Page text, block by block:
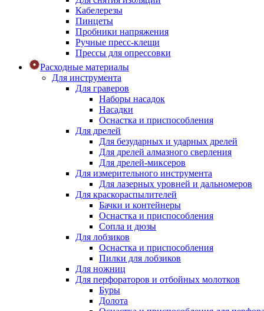
Кабелерезы
Пинцеты
Пробники напряжения
Ручные пресс-клещи
Прессы для опрессовки
Расходные материалы
Для инструмента
Для граверов
Наборы насадок
Насадки
Оснастка и приспособления
Для дрелей
Для безударных и ударных дрелей
Для дрелей алмазного сверления
Для дрелей-миксеров
Для измерительного инструмента
Для лазерных уровней и дальномеров
Для краскораспылителей
Бачки и контейнеры
Оснастка и приспособления
Сопла и дюзы
Для лобзиков
Оснастка и приспособления
Пилки для лобзиков
Для ножниц
Для перфораторов и отбойных молотков
Буры
Долота